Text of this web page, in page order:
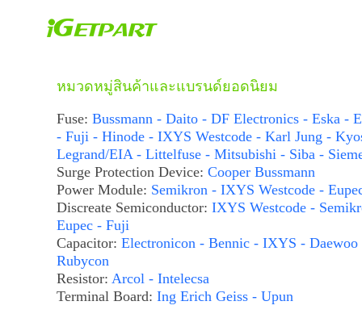
หมวดหมู่สินค้าและแบรนด์ยอดนิยม
Fuse: Bussmann - Daito - DF Electronics - Eska -
- Fuji - Hinode - IXYS Westcode - Karl Jung -
Legrand/EIA - Littelfuse - Mitsubishi - Siba -
Surge Protection Device: Cooper Bussmann
Power Module: Semikron - IXYS Westcode -
Discreate Semiconductor: IXYS Westcode -
Eupec - Fuji
Capacitor: Electronicon - Bennic - IXYS - Daewoo
Rubycon
Resistor: Arcol - Intelecsa
Terminal Board: Ing Erich Geiss - Upun